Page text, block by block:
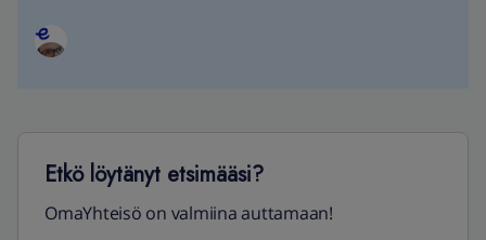
Etkö löytänyt etsimääsi?
OmaYhteisö on valmiina auttamaan!